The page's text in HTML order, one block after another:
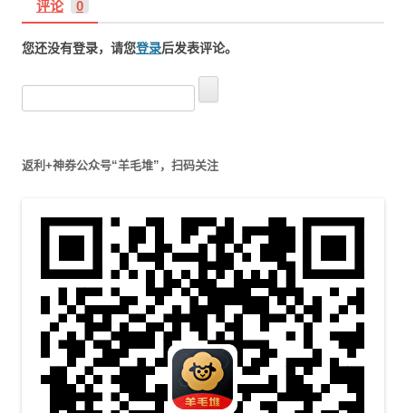
评论 0
您还没有登录，请您登录后发表评论。
搜
索
返利+神券公众号“羊毛堆”，扫码关注